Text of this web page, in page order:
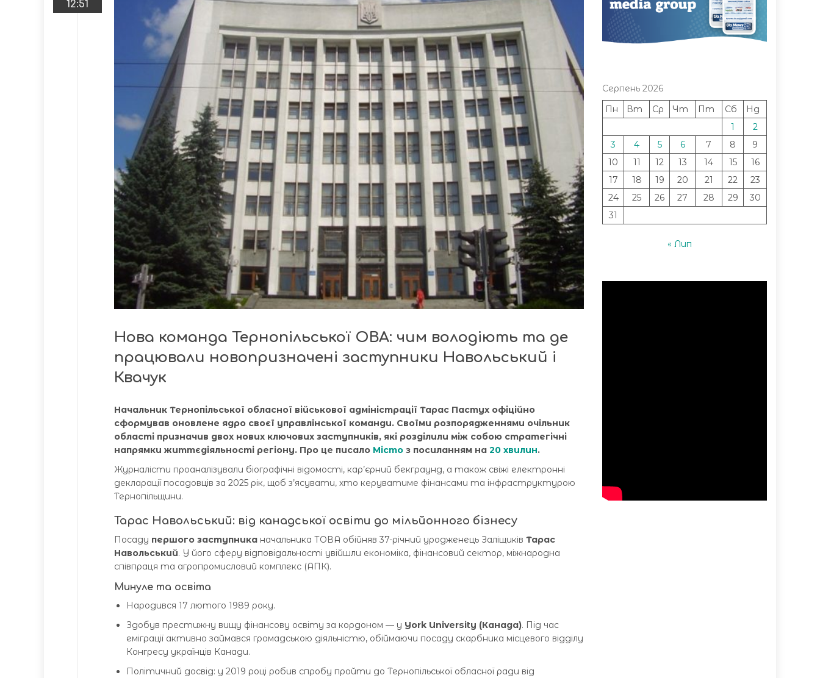
12:51
Нова команда Тернопільської ОВА: чим володіють та де
працювали новопризначені заступники Навольський і
Квачук
Начальник Тернопільської обласної військової адміністрації Тарас Пастух офіційно
сформував оновлене ядро своєї управлінської команди. Своїми розпорядженнями очільник
області призначив двох нових ключових заступників, які розділили між собою стратегічні
напрямки життєдіяльності регіону. Про це писало Місто з посиланням на 20 хвилин.
Журналісти проаналізували біографічні відомості, кар’єрний бекграунд, а також свіжі електронні
декларації посадовців за 2025 рік, щоб з’ясувати, хто керуватиме фінансами та інфраструктурою
Тернопільщини.
Тарас Навольський: від канадської освіти до мільйонного бізнесу
Посаду першого заступника начальника ТОВА обійняв 37-річний уродженець Заліщиків Тарас
Навольський. У його сферу відповідальності увійшли економіка, фінансовий сектор, міжнародна
співпраця та агропромисловий комплекс (АПК).
Минуле та освіта
Народився 17 лютого 1989 року.
Здобув престижну вищу фінансову освіту за кордоном — у York University (Канада). Під час
еміграції активно займався громадською діяльністю, обіймаючи посаду скарбника місцевого відділу
Конгресу українців Канади.
Політичний досвід: у 2019 році робив спробу пройти до Тернопільської обласної ради від
Серпень 2026
Пн
Вт Ср Чт Пт Сб
Нд
1
2
3
4 5 6 7 8
9
10
11 12 13 14 15
16
17
18 19 20 21 22
23
24
25 26 27 28 29
30
31
« Лип